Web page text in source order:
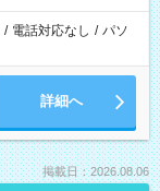
/ 電話対応なし / パソ
詳細へ
掲載日：2026.08.06